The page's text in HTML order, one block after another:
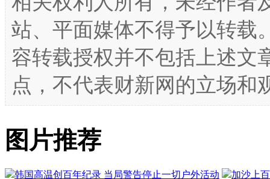
站、平面媒体不得予以转载
容转载授权并不包括上述文
点，不代表财新网的立场和
图片推荐
韩国高温创百年纪录 当局警告停止一切户外活动
加沙上